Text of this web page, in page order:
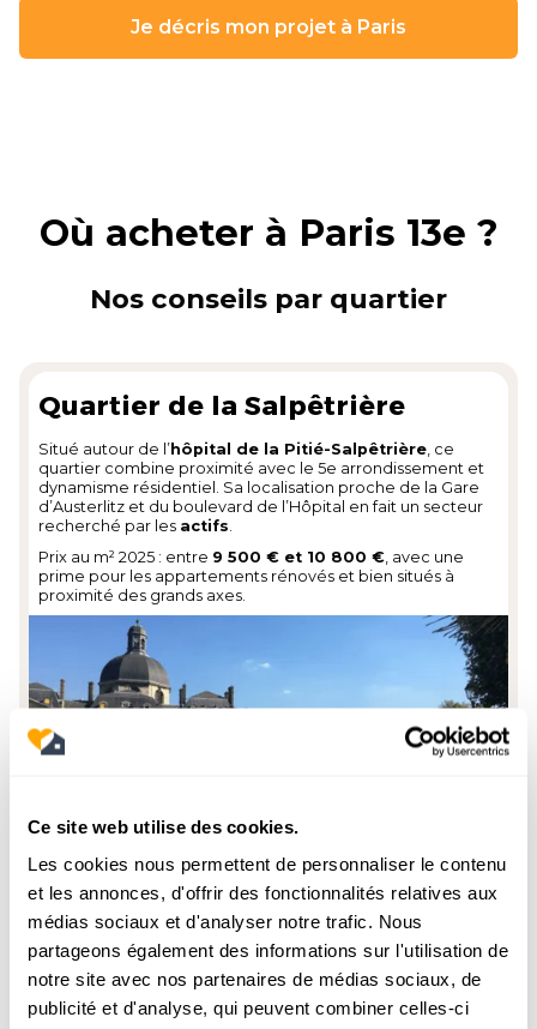
Ce site web utilise des cookies.
Les cookies nous permettent de personnaliser le contenu
et les annonces, d'offrir des fonctionnalités relatives aux
médias sociaux et d'analyser notre trafic. Nous
partageons également des informations sur l'utilisation de
notre site avec nos partenaires de médias sociaux, de
publicité et d'analyse, qui peuvent combiner celles-ci
Je décris mon projet à Paris
Où acheter à Paris 13e ?
Nos conseils par quartier
Quartier de la Salpêtrière
Situé autour de l’ hôpital de la Pitié-Salpêtrière , ce
quartier combine proximité avec le 5e arrondissement et
dynamisme résidentiel. Sa localisation proche de la Gare
d’Austerlitz et du boulevard de l’Hôpital en fait un secteur
recherché par les actifs
Prix au m² 2025 : entre 9 500 € et 10 800 € , avec une
prime pour les appartements rénovés et bien situés à
proximité des grands axes.
Quartier de la Gare
C’est le quartier de laBibliothèque François-Mitterrand
et de laSeine Rive Gauche, symbole de la modernisation
du 13e. Avec ses immeubles récents, ses tours modernes et
ses espaces culturels, il attire une clientèle jeune et